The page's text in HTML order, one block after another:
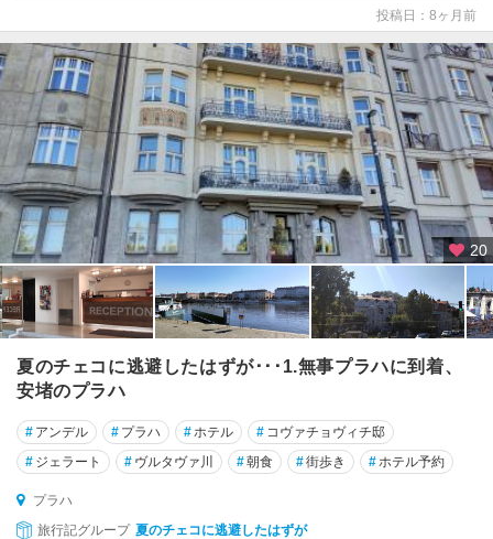
投稿日：8ヶ月前
20
夏のチェコに逃避したはずが･･･1.無事プラハに到着、
安堵のプラハ
# アンデル # プラハ # ホテル # コヴァチョヴィチ邸
# ジェラート # ヴルタヴァ川 #朝食 #街歩き # ホテル予約
プラハ
旅行記グループ 夏のチェコに逃避したはずが